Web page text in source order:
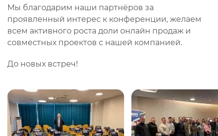
Мы благодарим наши партнёров за
проявленный интерес к конференции, желаем
всем активного роста доли онлайн продаж и
совместных проектов с нашей компанией.
До новых встреч!